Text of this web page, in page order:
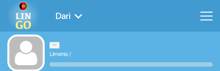
Dari
Līmenis /